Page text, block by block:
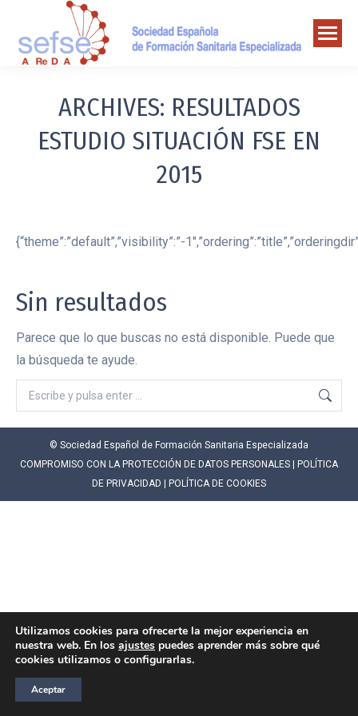
ARCHIVES: RESULTADOS
ESTUDIO SITUACIÓN FSE EN
2015
{“theme”:”default”,”visibility”:”-
Sin resultados
Parece que lo que buscas no está disponible. Puede que
la búsqueda te ayude.
Buscar:
© Sociedad Español de Formación Sanitaria Especializada
COMPROMISO CON LA PROTECCIÓN DE DATOS PERSONALES
POLÍTICA
DE PRIVACIDAD
POLÍTICA DE COOKIES
Utilizamos cookies para ofrecerte la mejor experiencia en
nuestra web. En los ajustes puedes aprender más sobre qué
cookies utilizamos o configurarlas.
Aceptar